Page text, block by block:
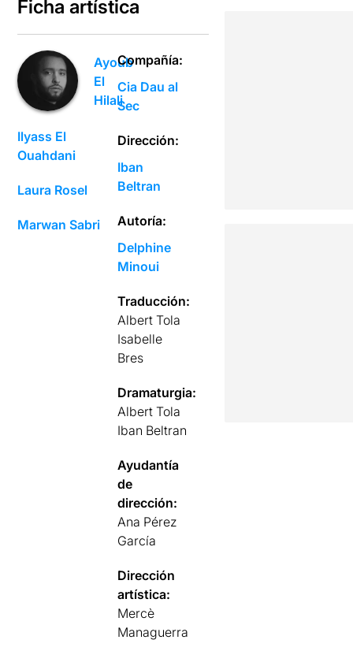
Ficha artística
Ayoub
El
Hilali
Ilyass El
Ouahdani
Laura Rosel
Marwan Sabri
Compañía:
Cia Dau al
Sec
Dirección:
Iban
Beltran
Autoría:
Delphine
Minoui
Traducción:
Albert Tola
Isabelle
Bres
Dramaturgia:
Albert Tola
Iban Beltran
Ayudantía
de
dirección:
Ana Pérez
García
Dirección
artística:
Mercè
Managuerra